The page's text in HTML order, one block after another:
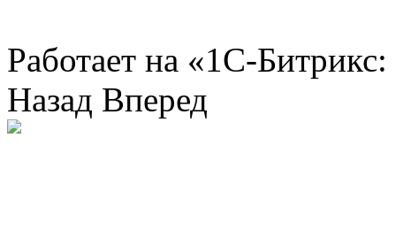
Работает на «1С-
Назад Вперед